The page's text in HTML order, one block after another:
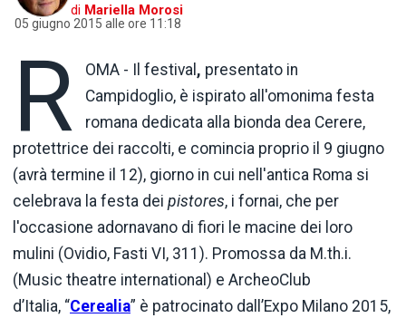
di Mariella Morosi
05 giugno 2015 alle ore 11:18
R OMA - Il festival , presentato in
Campidoglio, è ispirato all'omonima festa
romana dedicata alla bionda dea Cerere,
protettrice dei raccolti, e comincia proprio il 9 giugno
(avrà termine il 12), giorno in cui nell'antica Roma si
celebrava la festa dei pistores, i fornai, che per
l'occasione adornavano di fiori le macine dei loro
mulini (Ovidio, Fasti VI, 311). Promossa da M.th.i.
(Music theatre international) e ArcheoClub
d’Italia, “Cerealia” è patrocinato dall’Expo Milano 2015,